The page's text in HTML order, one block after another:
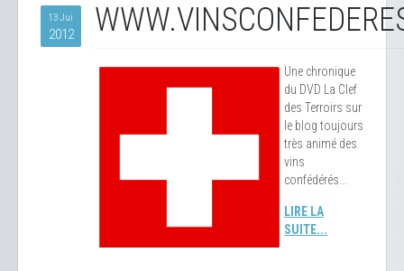
13 Jui
2012
Une chronique
du DVD La Clef
des Terroirs sur
le blog toujours
très animé des
vins
confédérés...
LIRE LA
SUITE...